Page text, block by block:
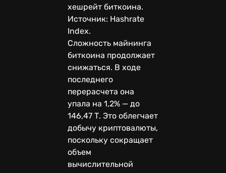
хешрейт биткоина.
Источник: Hashrate
Index.
Сложность майнинга
биткоина продолжает
снижаться. В ходе
последнего
перерасчета она
упала на 1,2% — до
146,47 Т. Это облегчает
добычу криптовалюты,
поскольку сокращает
объем
вычислительной